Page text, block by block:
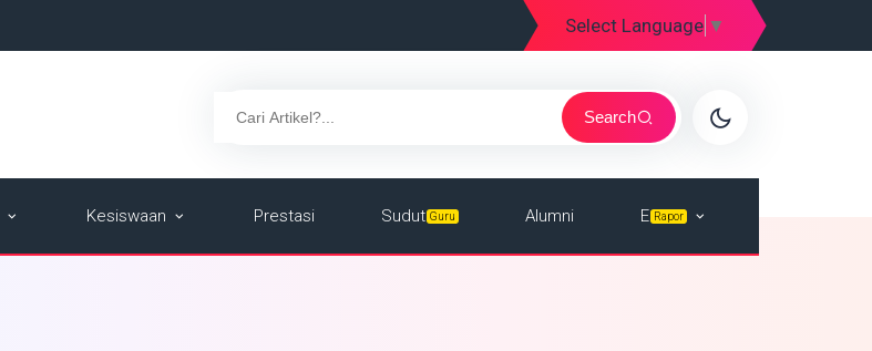
Select Language ▼
Search
Kesiswaan Prestasi Sudut Guru Alumni E Rapor